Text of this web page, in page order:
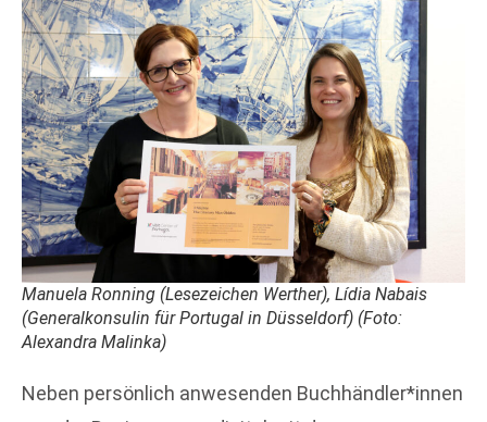
Manuela Ronning (Lesezeichen Werther), Lídia Nabais
(Generalkonsulin für Portugal in Düsseldorf) (Foto:
Alexandra Malinka)
Neben persönlich anwesenden Buchhändler*innen